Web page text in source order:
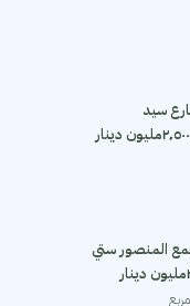
في كربلاء٬ شارع سيد
في البيجية٬مجمع المنصور ستي